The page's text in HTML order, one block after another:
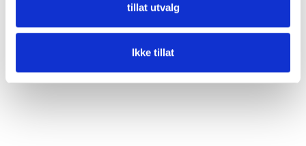
tillat utvalg
Ikke tillat
3,964 kg